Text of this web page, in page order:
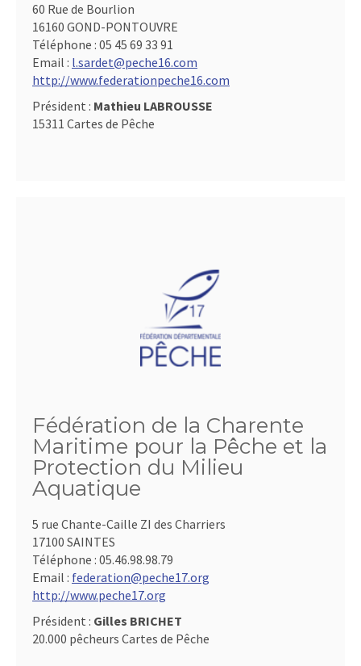
60 Rue de Bourlion
16160 GOND-PONTOUVRE
Téléphone : 05 45 69 33 91
Email : l.sardet@peche16.com
http://www.federationpeche16.com
Président : Mathieu LABROUSSE
15311 Cartes de Pêche
Fédération de la Charente
Maritime pour la Pêche et la
Protection du Milieu
Aquatique
5 rue Chante-Caille ZI des Charriers
17100 SAINTES
Téléphone : 05.46.98.98.79
Email : federation@peche17.org
http://www.peche17.org
Président : Gilles BRICHET
20.000 pêcheurs Cartes de Pêche